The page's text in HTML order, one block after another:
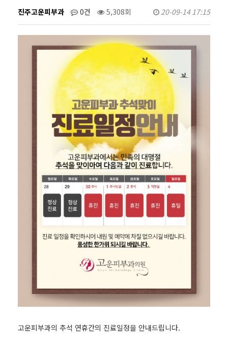
진주고운피부과 0건 5,308회 20-09-14 17:15
고운피부과의 추석 연휴간의 진료일정을 안내드립니다.